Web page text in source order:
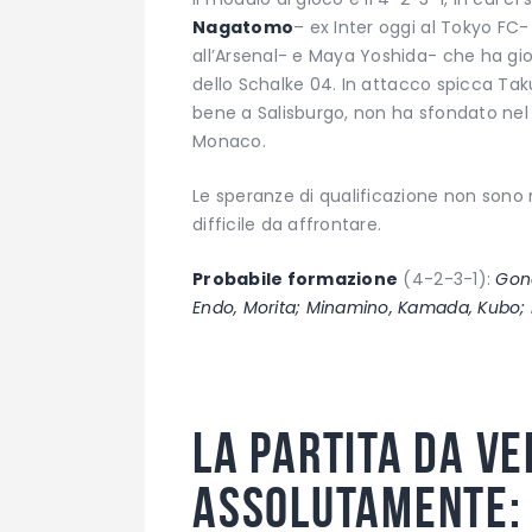
Nagatomo– ex Inter oggi al Tokyo
all’Arsenal- e Maya Yoshida- che ha
dello Schalke 04. In attacco spicca
bene a Salisburgo, non ha sfondato
Monaco.
Le speranze di qualificazione non
difficile da affrontare.
Probabile formazione (4-2-3-1):
Endo, Morita; Minamino, Kamada,
La partita da
assolutamente: